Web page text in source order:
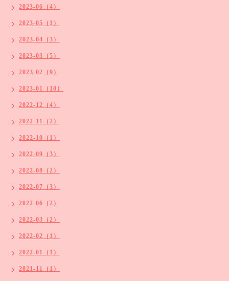
2023-06（4）
2023-05（1）
2023-04（3）
2023-03（5）
2023-02（9）
2023-01（10）
2022-12（4）
2022-11（2）
2022-10（1）
2022-09（3）
2022-08（2）
2022-07（3）
2022-06（2）
2022-03（2）
2022-02（1）
2022-01（1）
2021-11（1）